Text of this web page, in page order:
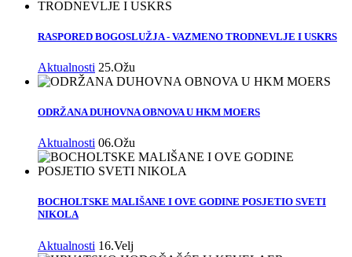
RASPORED BOGOSLUŽJA - VAZMENO TRODNEVLJE I USKRS
Aktualnosti 25.Ožu
ODRŽANA DUHOVNA OBNOVA U HKM MOERS
Aktualnosti 06.Ožu
BOCHOLTSKE MALIŠANE I OVE GODINE POSJETIO SVETI
NIKOLA
Aktualnosti 16.Velj